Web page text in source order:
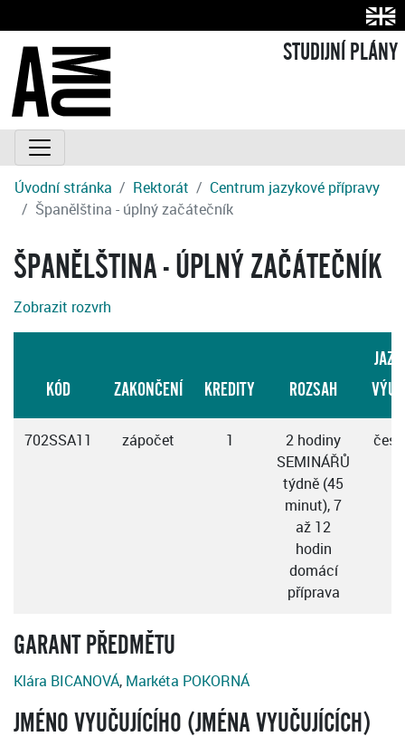
STUDIJNÍ PLÁNY
Úvodní stránka Rektorát
Centrum jazykové přípravy
Španělština - úplný začátečník
ŠPANĚLŠTINA - ÚPLNÝ ZAČÁTEČNÍK
Zobrazit rozvrh
KÓD ZAKONČENÍ KREDITY ROZSAH
702SSA11 zápočet 1
2 hodiny
SEMINÁŘŮ
týdně (45
minut), 7
až 12
hodin
domácí
příprava
GARANT PŘEDMĚTU
Klára BICANOVÁ, Markéta POKORNÁ
JMÉNO VYUČUJÍCÍHO (JMÉNA VYUČUJÍCÍCH)